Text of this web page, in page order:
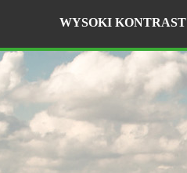
WYSOKI KONTRAST